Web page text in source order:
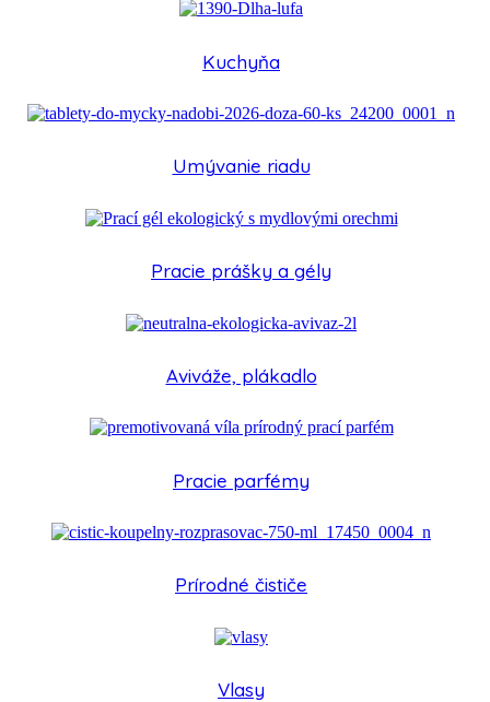
Kuchyňa
Umývanie riadu
Pracie prášky a gély
Aviváže, plákadlo
Pracie parfémy
Prírodné čističe
Vlasy